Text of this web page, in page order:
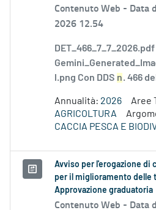
Contenuto Web - Data
2026 12.54
DET_466_7_7_2026.pdf
l.png Con DDS n. 466 del
Annualità: 2026
Aree
AGRICOLTURA
CACCIA PESCA E
Avviso per l'erogazione di
per il miglioramento delle
Approvazione graduatoria
Contenuto Web - Data